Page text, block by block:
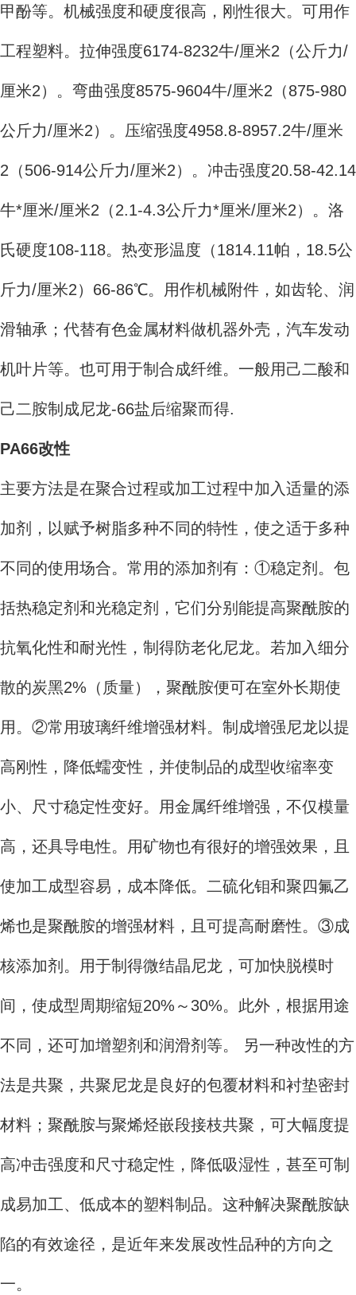
甲酚等。机械强度和硬度很高，刚性很大。可用作
工程塑料。拉伸强度6174-8232牛/厘米2（公斤力/
厘米2）。弯曲强度8575-9604牛/厘米2（875-980
公斤力/厘米2）。压缩强度4958.8-8957.2牛/厘米
2（506-914公斤力/厘米2）。冲击强度20.58-42.14
牛*厘米/厘米2（2.1-4.3公斤力*厘米/厘米2）。洛
氏硬度108-118。热变形温度（1814.11帕，18.5公
斤力/厘米2）66-86℃。用作机械附件，如齿轮、润
滑轴承；代替有色金属材料做机器外壳，汽车发动
机叶片等。也可用于制合成纤维。一般用己二酸和
己二胺制成尼龙-66盐后缩聚而得.
PA66改性
主要方法是在聚合过程或加工过程中加入适量的添
加剂，以赋予树脂多种不同的特性，使之适于多种
不同的使用场合。常用的添加剂有：①稳定剂。包
括热稳定剂和光稳定剂，它们分别能提高聚酰胺的
抗氧化性和耐光性，制得防老化尼龙。若加入细分
散的炭黑2%（质量），聚酰胺便可在室外长期使
用。②常用玻璃纤维增强材料。制成增强尼龙以提
高刚性，降低蠕变性，并使制品的成型收缩率变
小、尺寸稳定性变好。用金属纤维增强，不仅模量
高，还具导电性。用矿物也有很好的增强效果，且
使加工成型容易，成本降低。二硫化钼和聚四氟乙
烯也是聚酰胺的增强材料，且可提高耐磨性。③成
核添加剂。用于制得微结晶尼龙，可加快脱模时
间，使成型周期缩短20%～30%。此外，根据用途
不同，还可加增塑剂和润滑剂等。 另一种改性的方
法是共聚，共聚尼龙是良好的包覆材料和衬垫密封
材料；聚酰胺与聚烯烃嵌段接枝共聚，可大幅度提
高冲击强度和尺寸稳定性，降低吸湿性，甚至可制
成易加工、低成本的塑料制品。这种解决聚酰胺缺
陷的有效途径，是近年来发展改性品种的方向之
一。